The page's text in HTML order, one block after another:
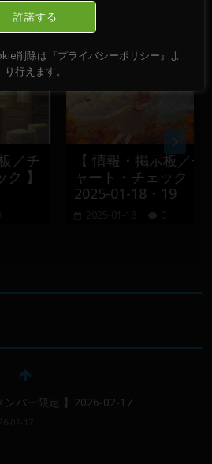
事
チ
】
【 情報・掲示板／チ
ャート・チェック 】
2025-01-18・19
2025-01-18 0
ンバー限定 】2026-02-17
許諾する
削除は『プライバシーポリシー』よ
り行えます。